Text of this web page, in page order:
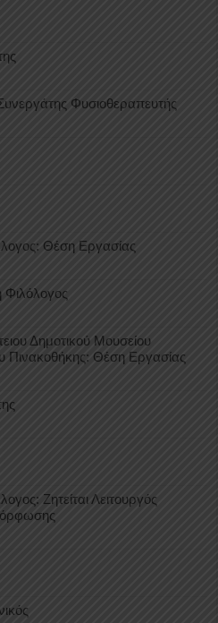
Φυσιοθεραπευτής
Θέση Εργασίας
Φιλόλογος
Δημοτικού Μουσείου
Πινακοθήκης: Θέση Εργασίας
Ζητείται Λειτουργός